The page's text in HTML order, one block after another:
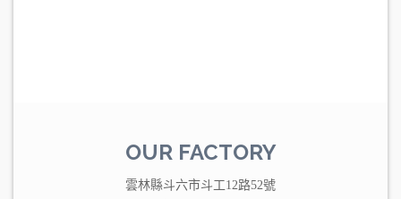
OUR FACTORY
雲林縣斗六市斗工12路52號